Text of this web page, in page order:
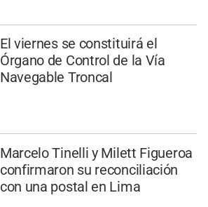
El viernes se constituirá el
Órgano de Control de la Vía
Navegable Troncal
Marcelo Tinelli y Milett Figueroa
confirmaron su reconciliación
con una postal en Lima